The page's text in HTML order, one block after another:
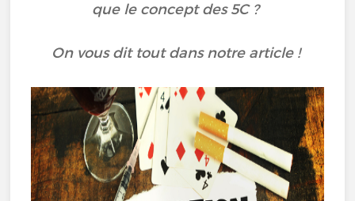
que le concept des 5C ?
On vous dit tout dans notre article !